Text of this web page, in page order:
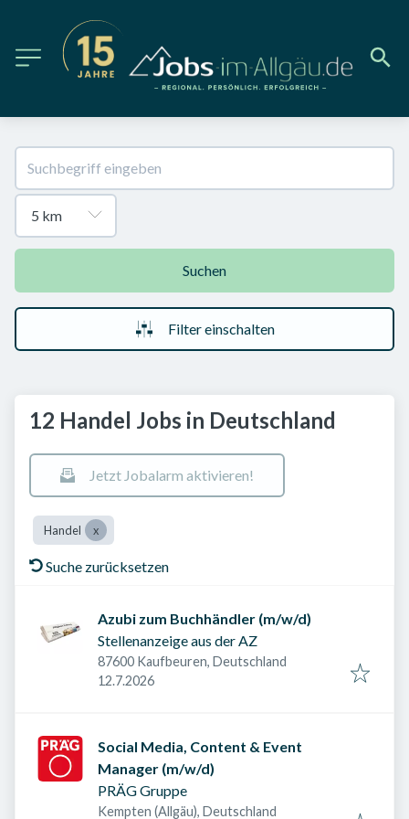
Suchen
Filter einschalten
12 Handel Jobs in Deutschland
Jetzt Jobalarm aktivieren!
Handel
Suche zurücksetzen
Azubi zum Buchhändler (m/w/d)
Stellenanzeige aus der AZ
87600 Kaufbeuren, Deutschland
Veröffentlicht am
12.7.2026
Social Media, Content & Event
Manager (m/w/d)
PRÄG Gruppe
Kempten (Allgäu), Deutschland